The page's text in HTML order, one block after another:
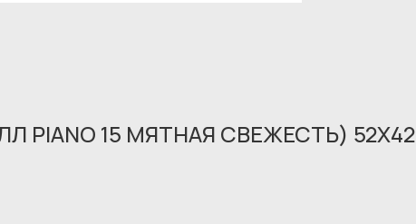
PIANO 15 МЯТНАЯ СВЕЖЕСТЬ) 52X42